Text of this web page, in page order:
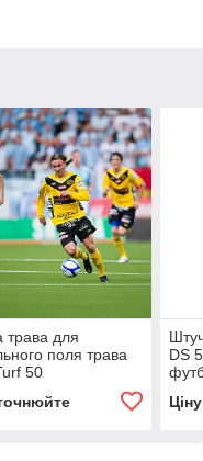
трава для
поля трава
50
DS